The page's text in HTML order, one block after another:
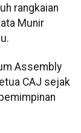
rangkaian
Munir
Assembly
CAJ sejak